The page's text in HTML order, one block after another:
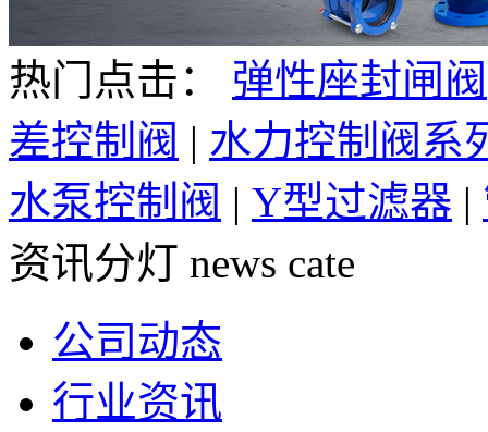
热门点击： 弹性座封闸阀
差控制阀 | 水力控制阀系
水泵控制阀 | Y型过滤器 |
资讯分灯 news cate
公司动态
行业资讯